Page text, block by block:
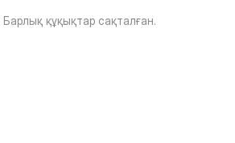
Барлық құқықтар сақталған.